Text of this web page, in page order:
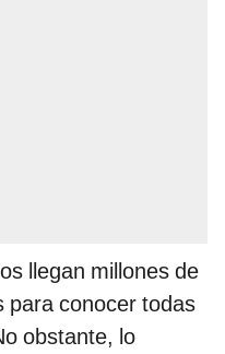
llegan millones de
para conocer todas
obstante, lo